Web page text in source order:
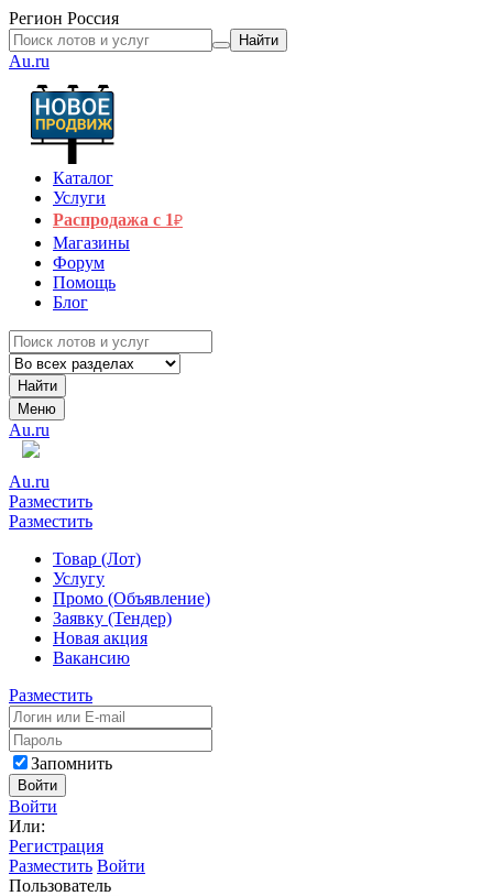
Регион Россия
Найти
Au.ru
Каталог
Услуги
Распродажа с 1₽
Магазины
Форум
Помощь
Блог
Найти
Меню
Au.ru
Au.ru
Разместить
Разместить
Товар (Лот)
Услугу
Промо (Объявление)
Заявку (Тендер)
Новая акция
Вакансию
Разместить
Запомнить
Войти
Войти
Или:
Регистрация
Разместить Войти
Пользователь